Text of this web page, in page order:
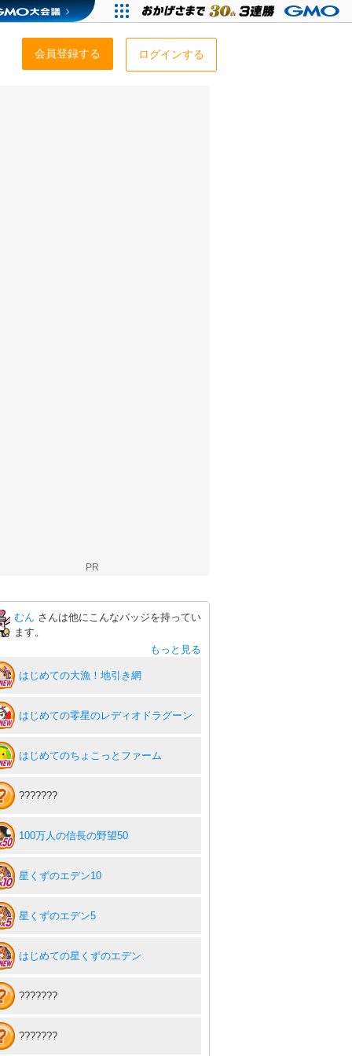
会員登録する ログインする
PR
むん さんは他にこんなバッジを持ってい
ます。
もっと見る
はじめての大漁！地引き網
はじめての零星のレディオドラグーン
はじめてのちょこっとファーム
???????
100万人の信長の野望50
星くずのエデン10
星くずのエデン5
はじめての星くずのエデン
???????
???????